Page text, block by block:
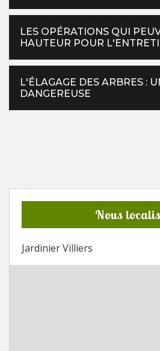
LES OPÉRATIONS QUI
HAUTEUR POUR
L'ÉLAGAGE DES ARBRES :
DANGEREUSE
Nous
Jardinier Villiers